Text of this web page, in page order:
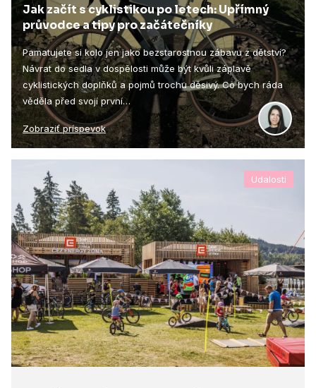
Jak začít s cyklistikou po letech: Upřímný
průvodce a tipy pro začátečníky
Pamatujete si kolo jen jako bezstarostnou zábavu z dětství?
Návrat do sedla v dospělosti může být kvůli záplavě
cyklistických doplňků a pojmů trochu děsivý. Co bych ráda
věděla před svojí první…
Zobraziť príspevok
Udalosti